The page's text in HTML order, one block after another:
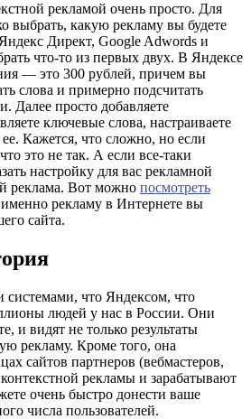
рекламой очень просто. Для
выбрать, какую рекламу вы будете
Директ, Google Adwords и
что-то из первых двух. В Яндексе
— это 300 рублей, причем вы
слова и примерно подсчитать
Далее просто добавляете
ключевые слова, настраиваете
Кажется, что сложно, но если
это не так. А если все-таки
настройку для вас рекламной
реклама. Вот можно посмотреть
рекламу в Интернете вы
сайта.
что Яндексом, что
людей у нас в России. Они
и видят не только результаты
рекламу. Кроме того, она
сайтов партнеров (вебмастеров,
рекламы и зарабатывают
очень быстро донести ваше
числа пользователей.